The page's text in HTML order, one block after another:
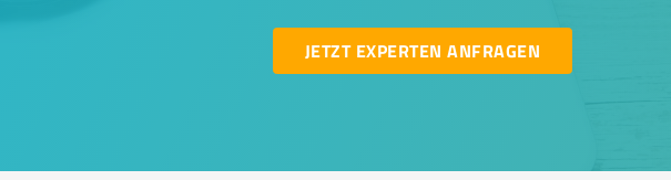
JETZT EXPERTEN ANFRAGEN